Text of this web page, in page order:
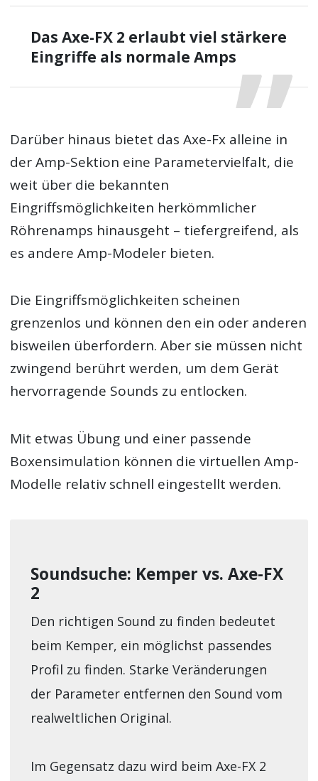
Das Axe-FX 2 erlaubt viel stärkere
Eingriffe als normale Amps
Darüber hinaus bietet das Axe-Fx alleine in
der Amp-Sektion eine Parametervielfalt, die
weit über die bekannten
Eingriffsmöglichkeiten herkömmlicher
Röhrenamps hinausgeht – tiefergreifend, als
es andere Amp-Modeler bieten.
Die Eingriffsmöglichkeiten scheinen
grenzenlos und können den ein oder anderen
bisweilen überfordern. Aber sie müssen nicht
zwingend berührt werden, um dem Gerät
hervorragende Sounds zu entlocken.
Mit etwas Übung und einer passende
Boxensimulation können die virtuellen Amp-
Modelle relativ schnell eingestellt werden.
Soundsuche: Kemper vs. Axe-FX
2
Den richtigen Sound zu finden bedeutet
beim Kemper, ein möglichst passendes
Profil zu finden. Starke Veränderungen
der Parameter entfernen den Sound vom
realweltlichen Original.
Im Gegensatz dazu wird beim Axe-FX 2